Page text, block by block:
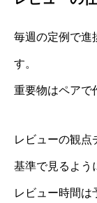
毎週の定例で進
す。
重要物はペアで
レビューの観点
基準で見るよう
レビュー時間は